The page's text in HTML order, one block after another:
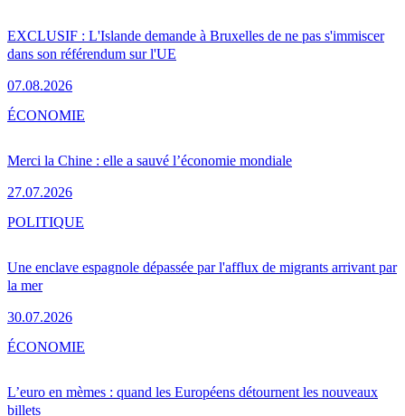
EXCLUSIF : L'Islande demande à Bruxelles de ne pas s'immiscer
dans son référendum sur l'UE
07.08.2026
Merci la Chine : elle a sauvé l’économie mondiale
27.07.2026
ÉCONOMIE
Une enclave espagnole dépassée par l'afflux de migrants arrivant par
la mer
30.07.2026
POLITIQUE
L’euro en mèmes : quand les Européens détournent les nouveaux
billets
ÉCONOMIE